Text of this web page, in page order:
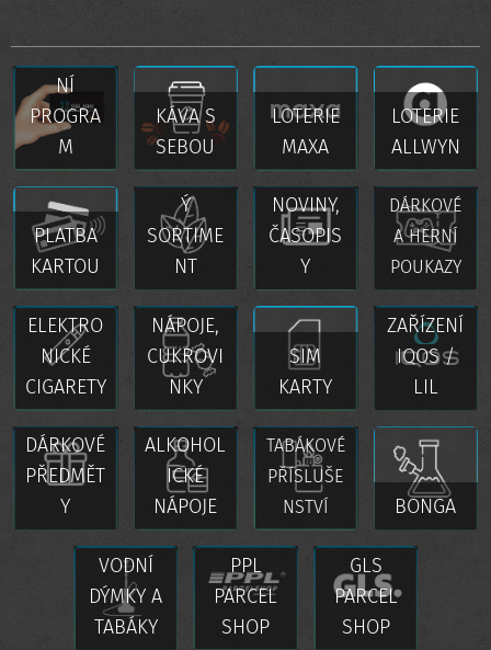
VĚRNOST
NÍ
PROGRA
M
KÁVA S
SEBOU
LOTERIE
MAXA
LOTERIE
ALLWYN
PLATBA
KARTOU
TABÁKOV
Ý
SORTIME
NT
NOVINY,
ČASOPIS
Y
DÁRKOVÉ
A HERNÍ
POUKAZY
ELEKTRO
NICKÉ
CIGARETY
NÁPOJE,
CUKROVI
NKY
SIM
KARTY
ZAŘÍZENÍ
IQOS /
LIL
DÁRKOVÉ
PŘEDMĚT
Y
ALKOHOL
ICKÉ
NÁPOJE
TABÁKOVÉ
PŘÍSLUŠE
NSTVÍ
BONGA
VODNÍ
DÝMKY A
TABÁKY
PPL
PARCEL
SHOP
GLS
PARCEL
SHOP